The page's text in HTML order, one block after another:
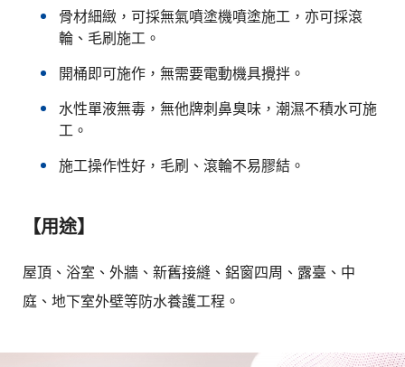
骨材細緻，可採無氣噴塗機噴塗施工，亦可採滾
輪、毛刷施工。
開桶即可施作，無需要電動機具攪拌。
水性單液無毒，無他牌刺鼻臭味，潮濕不積水可施
工。
施工操作性好，毛刷、滾輪不易膠結。
【用途】
屋頂、浴室、外牆、新舊接縫、鋁窗四周、露臺、中
庭、地下室外壁等防水養護工程。